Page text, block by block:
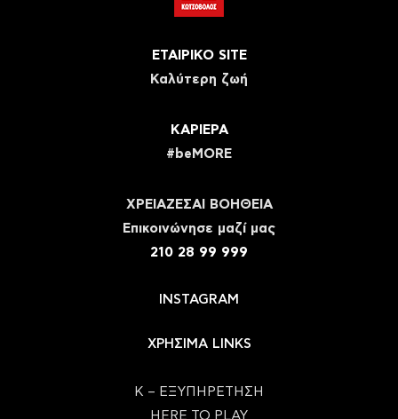
ΕΤΑΙΡΙΚΟ SITE
Καλύτερη ζωή
ΚΑΡΙΕΡΑ
#beMORE
ΧΡΕΙΑΖΕΣΑΙ ΒΟΗΘΕΙΑ
Eπικοινώνησε μαζί μας
210 28 99 999
INSTAGRAM
ΧΡΗΣΙΜΑ LINKS
Κ – ΕΞΥΠΗΡΕΤΗΣΗ
HERE TO PLAY